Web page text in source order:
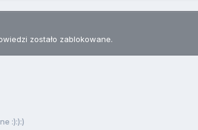
zostało zablokowane.
:):):)